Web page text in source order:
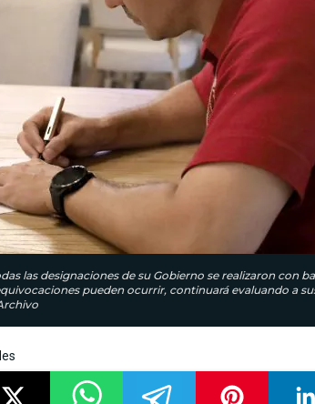
las designaciones de su Gobierno se realizaron con
pueden ocurrir, continuará evaluando a